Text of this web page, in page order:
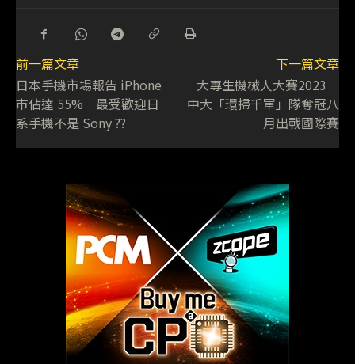
前一篇文章
日本手機市場報告 iPhone
市佔達 55% 最受歡迎日
系手機不是 Sony ??
下一篇文章
大專生機械人大賽2023
中大「環掃千軍」隊奪冠八
月出戰國際賽